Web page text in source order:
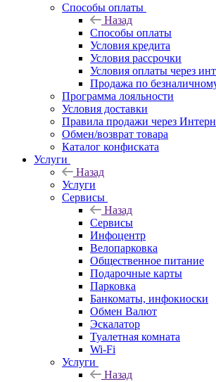
Способы оплаты
Назад
Способы оплаты
Условия кредита
Условия рассрочки
Условия оплаты через
Продажа по
Программа лояльности
Условия доставки
Правила продажи через
Обмен/возврат товара
Каталог конфиската
Услуги
Назад
Услуги
Сервисы
Назад
Сервисы
Инфоцентр
Велопарковка
Общественное питание
Подарочные карты
Парковка
Банкоматы, инфокиоски
Обмен Валют
Эскалатор
Туалетная комната
Wi-Fi
Услуги
Назад